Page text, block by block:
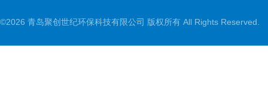
©2026 青岛聚创世纪环保科技有限公司 版权所有 All Rights Reserved.